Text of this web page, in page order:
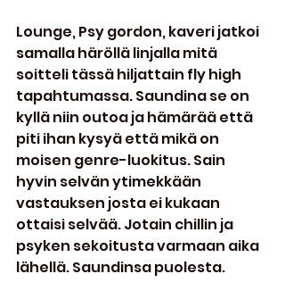
Lounge, Psy gordon, kaveri jatkoi
samalla häröllä linjalla mitä
soitteli tässä hiljattain fly high
tapahtumassa. Saundina se on
kyllä niin outoa ja hämärää että
piti ihan kysyä että mikä on
moisen genre-luokitus. Sain
hyvin selvän ytimekkään
vastauksen josta ei kukaan
ottaisi selvää. Jotain chillin ja
psyken sekoitusta varmaan aika
lähellä. Saundinsa puolesta.